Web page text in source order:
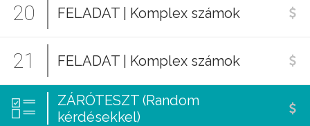
20 FELADAT | Komplex számok
21 FELADAT | Komplex számok
ZÁRÓTESZT (Random
kérdésekkel)